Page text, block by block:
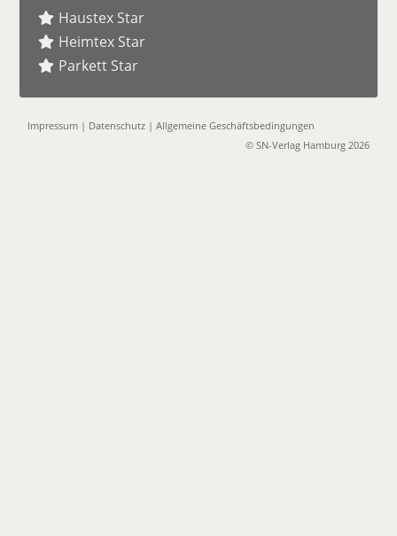
Haustex Star
Heimtex Star
Parkett Star
Impressum | Datenschutz |Allgemeine Geschäftsbedingungen
© SN-Verlag Hamburg 2026